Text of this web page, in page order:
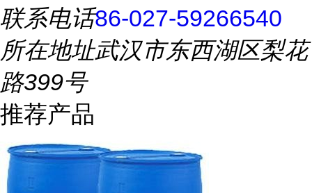
联系电话86-027-59266540
所在地址武汉市东西湖区梨花
路399号
推荐产品